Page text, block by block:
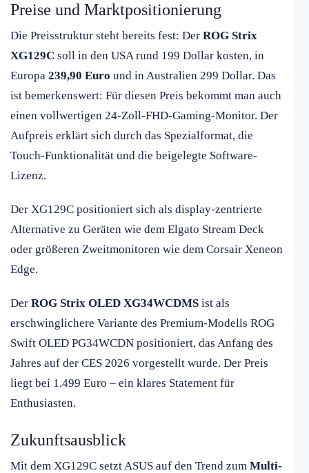
Preise und Marktpositionierung
Die Preisstruktur steht bereits fest: Der ROG Strix
XG129C soll in den USA rund 199 Dollar kosten, in
Europa 239,90 Euro und in Australien 299 Dollar. Das
ist bemerkenswert: Für diesen Preis bekommt man auch
einen vollwertigen 24-Zoll-FHD-Gaming-Monitor. Der
Aufpreis erklärt sich durch das Spezialformat, die
Touch-Funktionalität und die beigelegte Software-
Lizenz.
Der XG129C positioniert sich als display-zentrierte
Alternative zu Geräten wie dem Elgato Stream Deck
oder größeren Zweitmonitoren wie dem Corsair Xeneon
Edge.
Der ROG Strix OLED XG34WCDMS ist als
erschwinglichere Variante des Premium-Modells ROG
Swift OLED PG34WCDN positioniert, das Anfang des
Jahres auf der CES 2026 vorgestellt wurde. Der Preis
liegt bei 1.499 Euro – ein klares Statement für
Enthusiasten.
Zukunftsausblick
Mit dem XG129C setzt ASUS auf den Trend zum Multi-